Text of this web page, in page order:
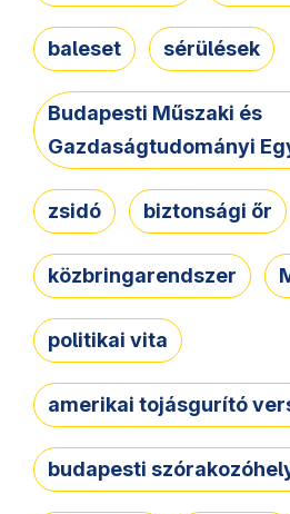
baleset sérülések
Budapesti Műszaki és
Gazdaságtudományi
zsidó biztonsági őr
közbringarendszer
politikai vita
amerikai tojásgurító
budapesti